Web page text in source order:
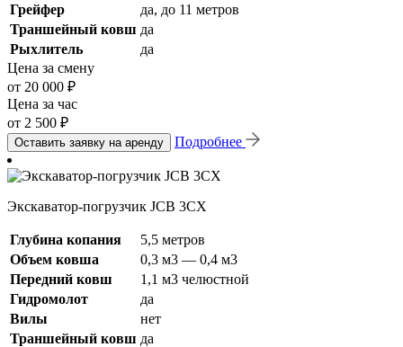
Грейфер
да, до 11 метров
Траншейный ковш да
Рыхлитель
да
Цена за смену
от 20 000 ₽
Цена за час
от 2 500 ₽
Оставить заявку на аренду Подробнее
Экскаватор-погрузчик JCB 3CX
Глубина копания
5,5 метров
Объем ковша
0,3 м3 — 0,4 м3
Передний ковш
1,1 м3 челюстной
Гидромолот
да
Вилы
нет
Траншейный ковш да